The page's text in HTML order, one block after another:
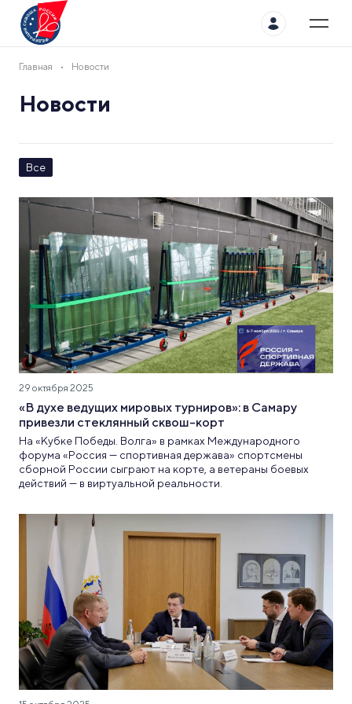
Главная Новости
Новости
Все
29 октября 2025
«В духе ведущих мировых турниров»: в Самару
привезли стеклянный сквош-корт
На «Кубке Победы. Волга» в рамках Международного
форума «Россия — спортивная держава» спортсмены
сборной России сыграют на корте, а ветераны боевых
действий — в виртуальной реальности.